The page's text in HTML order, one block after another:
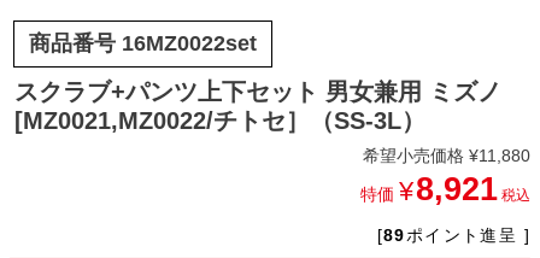
商品番号 16MZ0022set
スクラブ+パンツ上下セット 男女兼用 ミズノ
[MZ0021,MZ0022/チトセ］（SS-3L）
希望小売価格 ¥11,880
特価 ¥8,921 税込
[89ポイント進呈 ]